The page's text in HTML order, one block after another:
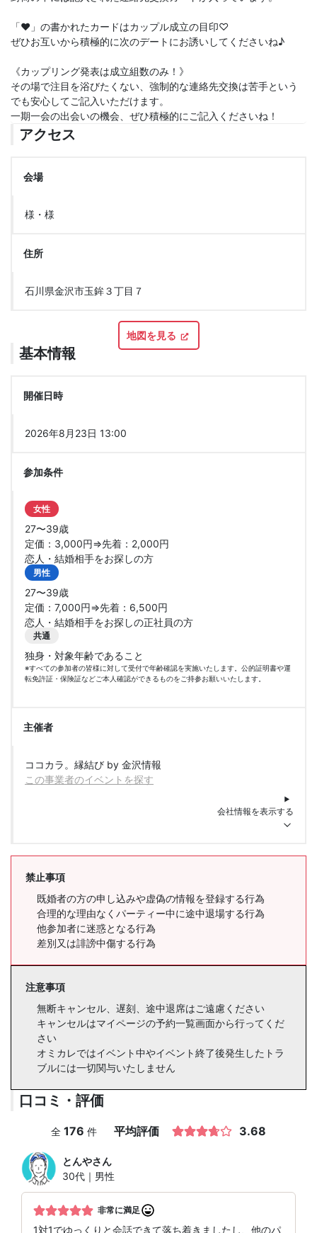
「♥」の書かれたカードはカップル成立の目印♡
ぜひお互いから積極的に次のデートにお誘いしてくださいね♪
《カップリング発表は成立組数のみ！》
その場で注目を浴びたくない、強制的な連絡先交換は苦手という
でも安心してご記入いただけます。
一期一会の出会いの機会、ぜひ積極的にご記入くださいね！
アクセス
会場
様・様
住所
石川県金沢市玉鉾３丁目７
地図を見る
基本情報
開催日時
2026年8月23日 13:00
参加条件
女性
27〜39歳
定価：3,000円⇒先着：2,000円
恋人・結婚相手をお探しの方
男性
27〜39歳
定価：7,000円⇒先着：6,500円
恋人・結婚相手をお探しの正社員の方
共通
独身・対象年齢であること
※すべての参加者の皆様に対して受付で年齢確認を実施いたします。公的証明書や運
転免許証・保険証などご本人確認ができるものをご持参お願いいたします。
主催者
ココカラ。縁結び by 金沢情報
この事業者のイベントを探す
会社情報を表示する
禁止事項
既婚者の方の申し込みや虚偽の情報を登録する行為
合理的な理由なくパーティー中に途中退場する行為
他参加者に迷惑となる行為
差別又は誹謗中傷する行為
注意事項
無断キャンセル、遅刻、途中退席はご遠慮ください
キャンセルはマイページの予約一覧画面から行ってくだ
さい
オミカレではイベント中やイベント終了後発生したトラ
ブルには一切関与いたしません
口コミ・評価
全 176 件 平均評価 3.68
とんやさん
30代｜男性
非常に満足
1対1でゆっくりと会話できて落ち着きましたし、他のパ